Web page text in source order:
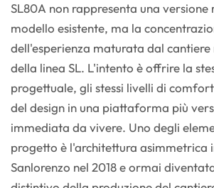
SL80A non rappresenta una
modello esistente, ma la
dell'esperienza maturata dal cantiere
della linea SL. L'intento è offrire la
progettuale, gli stessi livelli di
del design in una piattaforma più
immediata da vivere. Uno degli
progetto è l'architettura asimmetrica
Sanlorenzo nel 2018 e ormai